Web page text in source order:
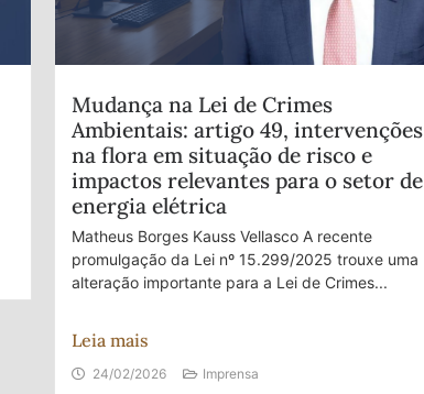
Mudança na Lei de Crimes
Ambientais: artigo 49, intervenções
na flora em situação de risco e
impactos relevantes para o setor de
energia elétrica
Matheus Borges Kauss Vellasco A recente
promulgação da Lei nº 15.299/2025 trouxe uma
alteração importante para a Lei de Crimes...
Leia mais
24/02/2026 Imprensa